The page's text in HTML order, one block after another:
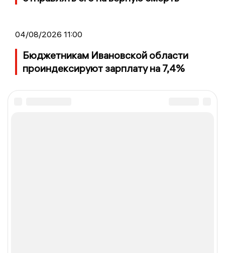
04/08/2026 11:00
Бюджетникам Ивановской области
проиндексируют зарплату на 7,4%